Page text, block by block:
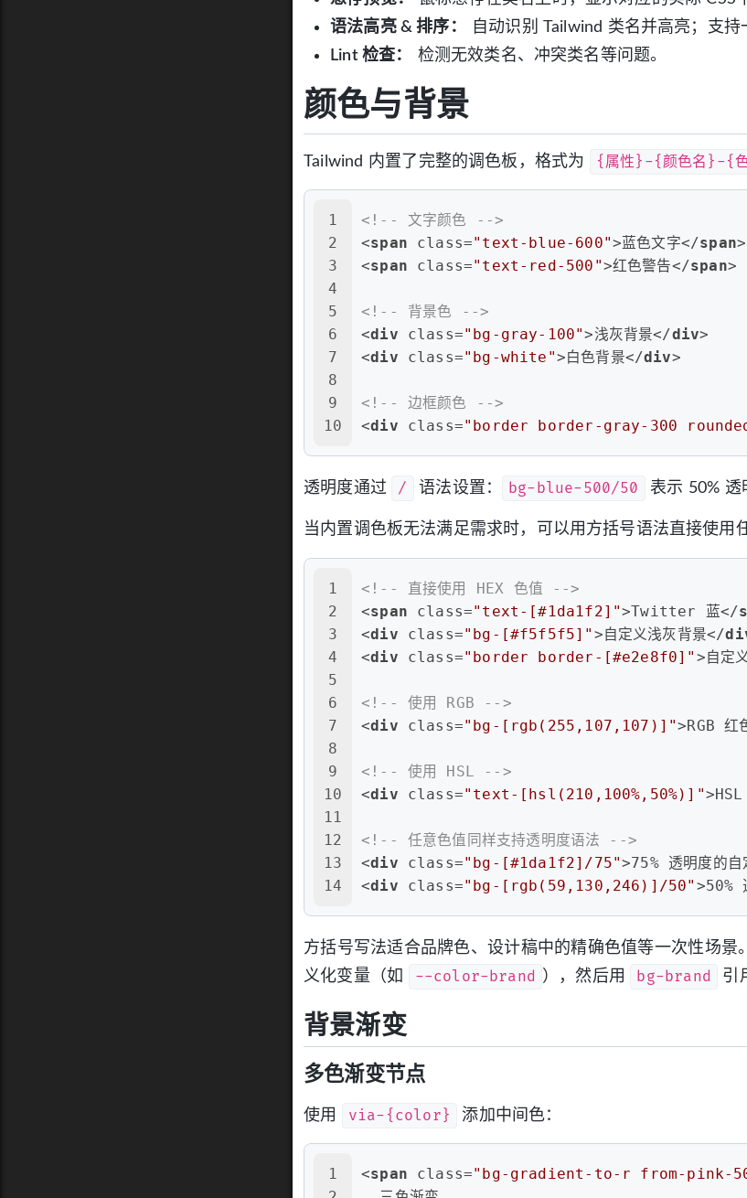
语法高亮 & 排序：
自动识别 Tailwind 类名并高亮；支持
Lint 检查：
检测无效类名、冲突类名等问题。
颜色与背景
Tailwind 内置了完整的调色板，格式为 {属性}-{颜色名}-{
1
2
3
4
5
6
7
8
9
10
<!-- 文字颜色 -->
<span class="text-blue-600">蓝色文字</span>
<span class="text-red-500">红色警告</span>
<!-- 背景色 -->
<div class="bg-gray-100">浅灰背景</div>
<div class="bg-white">白色背景</div>
<!-- 边框颜色 -->
<div class="border border-gray-300
透明度通过 / 语法设置： bg-blue-500/50 表示 50% 透
当内置调色板无法满足需求时，可以用方括号语法直接使用
1
2
3
4
5
6
7
8
9
10
11
12
13
14
<!-- 直接使用 HEX 色值 -->
<span class="text-[#1da1f2]">Twitter 蓝</
<div class="bg-[#f5f5f5]" >自定义浅灰背景</
<div class="border border-[#e2e8f0]" >自定
<!-- 使用 RGB -->
<div class="bg-[rgb(255,107,107)]">RGB 红
<!-- 使用 HSL -->
<div class="text-[hsl(210,100%,50%)]">
<!-- 任意色值同样支持透明度语法 -->
<div class="bg-[#1da1f2]/75">75% 透明度的自
<div class="bg-[rgb(59,130,246)]/50" >50%
方括号写法适合品牌色、设计稿中的精确色值等一次性场
义化变量（如
--color-brand ），然后用 bg-brand 引
背景渐变
多色渐变节点
使用 via-{color} 添加中间色：
1
<span class="bg-gradient-to-r from-pink-